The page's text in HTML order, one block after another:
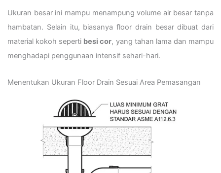
Ukuran besar ini mampu menampung volume air besar tanpa
hambatan. Selain itu, biasanya floor drain besar dibuat dari
material kokoh seperti besi cor, yang tahan lama dan mampu
menghadapi penggunaan intensif sehari-hari.
Menentukan Ukuran Floor Drain Sesuai Area Pemasangan